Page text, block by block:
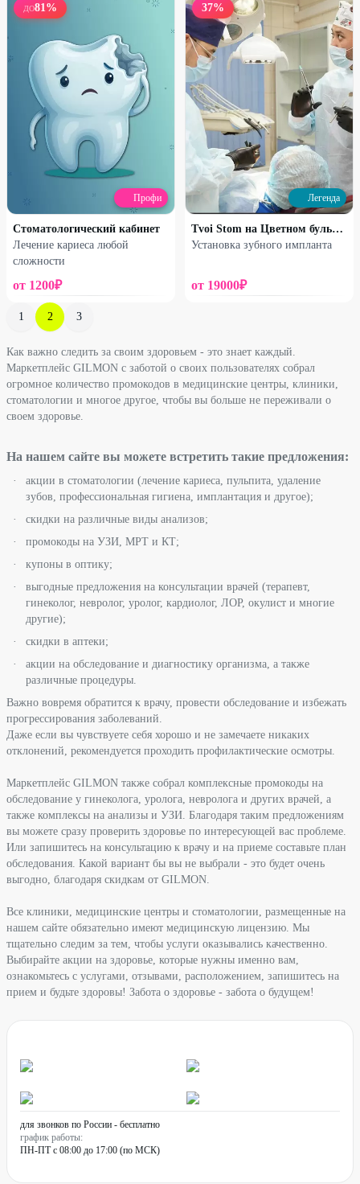
ДО81 %
Профи
Стоматологический кабинет
Лечение кариеса любой
сложности
от 1200₽
37%
Легенда
Tvoi Stom на Цветном бульваре
Установка зубного импланта
от 19000₽
1 2 3
Как важно следить за своим здоровьем - это знает каждый.
Маркетплейс GILMON с заботой о своих пользователях собрал
огромное количество промокодов в медицинские центры, клиники,
стоматологии и многое другое, чтобы вы больше не переживали о
своем здоровье.
На нашем сайте вы можете встретить такие предложения:
акции в стоматологии (лечение кариеса, пульпита, удаление
зубов, профессиональная гигиена, имплантация и другое);
скидки на различные виды анализов;
промокоды на УЗИ, МРТ и КТ;
купоны в оптику;
выгодные предложения на консультации врачей (терапевт,
гинеколог, невролог, уролог, кардиолог, ЛОР, окулист и многие
другие);
скидки в аптеки;
акции на обследование и диагностику организма, а также
различные процедуры.
Важно вовремя обратится к врачу, провести обследование и избежать
прогрессирования заболеваний.
Даже если вы чувствуете себя хорошо и не замечаете никаких
отклонений, рекомендуется проходить профилактические осмотры.
Маркетплейс GILMON также собрал комплексные промокоды на
обследование у гинеколога, уролога, невролога и других врачей, а
также комплексы на анализы и УЗИ. Благодаря таким предложениям
вы можете сразу проверить здоровье по интересующей вас проблеме.
Или запишитесь на консультацию к врачу и на приеме составьте план
обследования. Какой вариант бы вы не выбрали - это будет очень
выгодно, благодаря скидкам от GILMON.
Все клиники, медицинские центры и стоматологии, размещенные на
нашем сайте обязательно имеют медицинскую лицензию. Мы
тщательно следим за тем, чтобы услуги оказывались качественно.
Выбирайте акции на здоровье, которые нужны именно вам,
ознакомьтесь с услугами, отзывами, расположением, запишитесь на
прием и будьте здоровы! Забота о здоровье - забота о будущем!
для звонков по России - бесплатно
график работы:
ПН-ПТ с 08:00 до 17:00 (по МСК)